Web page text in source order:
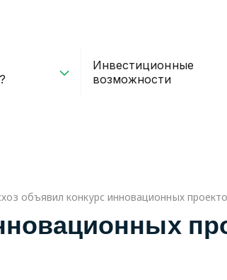
Инвестиционные
возможности
объявил конкурс инновационных